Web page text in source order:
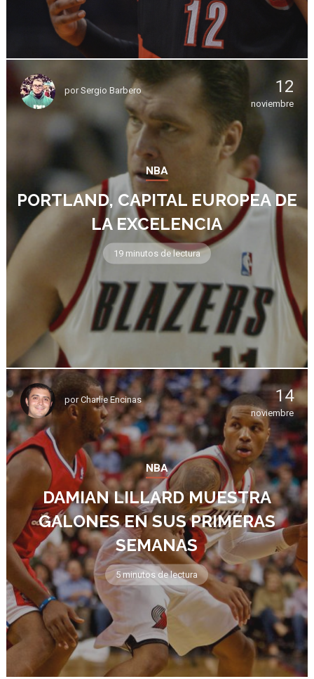
porSergio Barbero 12
noviembre
NBA
PORTLAND, CAPITAL EUROPEA DE
LA EXCELENCIA
19 minutos de lectura
porCharlie Encinas 14
noviembre
NBA
DAMIAN LILLARD MUESTRA
GALONES EN SUS PRIMERAS
SEMANAS
5 minutos de lectura